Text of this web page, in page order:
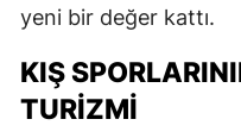
yeni bir değer kattı.
KIŞ
TURIZMI